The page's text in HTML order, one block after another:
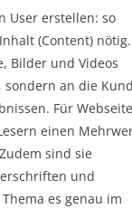
User erstellen: so
(Content) nötig.
Bilder und Videos
sondern an die
Für
einen
sind sie
und
es genau im